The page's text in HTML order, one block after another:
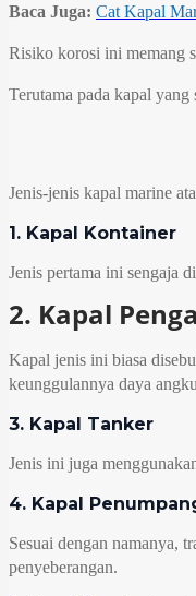
Baca Juga: Cat Kapal
Risiko korosi ini memang
Terutama pada kapal
Jenis-jenis kapal marine
1. Kapal Kontainer
Jenis pertama ini sengaja
2. Kapal
Kapal jenis ini biasa
keunggulannya daya
3. Kapal Tanker
Jenis ini juga
4. Kapal
Sesuai dengan namanya,
penyeberangan.